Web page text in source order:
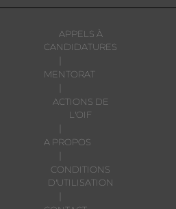
APPELS À
CANDIDATURES
MENTORAT
ACTIONS DE
L'OIF
A PROPOS
CONDITIONS
D'UTILISATION